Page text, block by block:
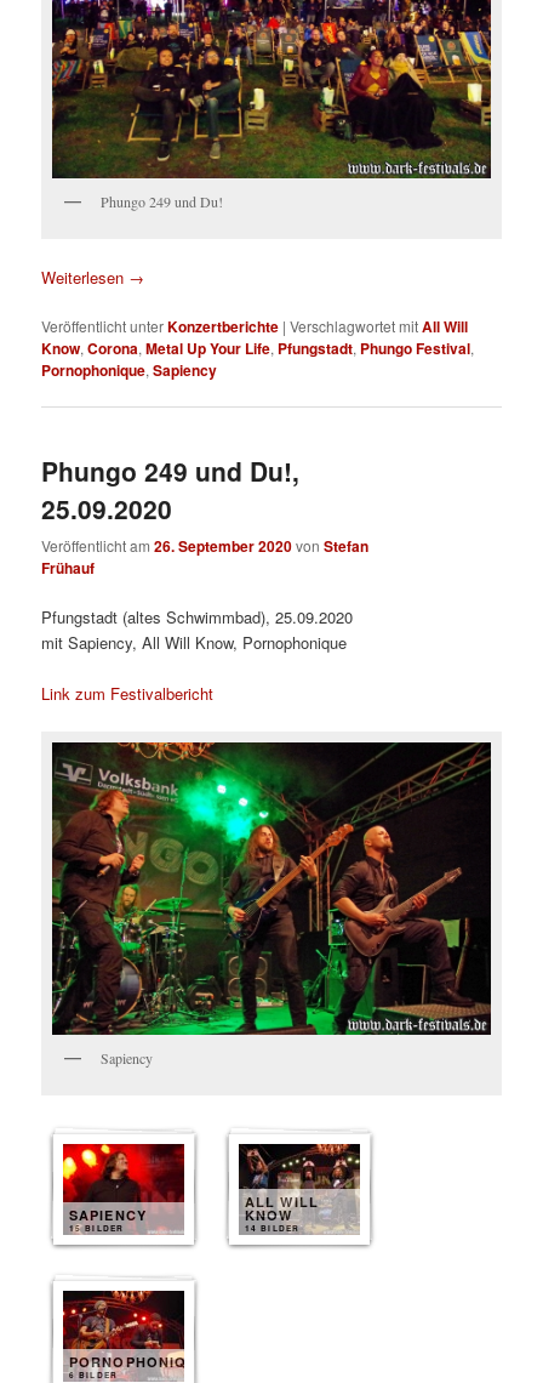
Phungo 249 und Du!
Weiterlesen →
Veröffentlicht unterKonzertberichte |Verschlagwortet mitAll Will
Know,Corona,Metal Up Your Life, Pfungstadt, Phungo Festival,
Pornophonique,Sapiency
Phungo 249 und Du!,
25.09.2020
Veröffentlicht am26. September 2020vonStefan
Frühauf
Pfungstadt (altes Schwimmbad), 25.09.2020
mit Sapiency, All Will Know, Pornophonique
Link zum Festivalbericht
Sapiency
SAPIENCY
15 BILDER
ALL WILL
KNOW
14 BILDER
PORNOPHONIQUE
6 BILDER